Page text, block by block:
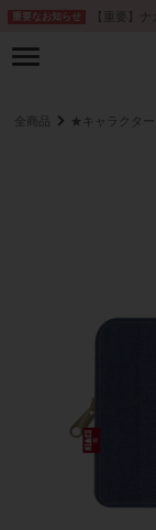
重要なお知らせ 【重要】
全商品 ★キャラクター